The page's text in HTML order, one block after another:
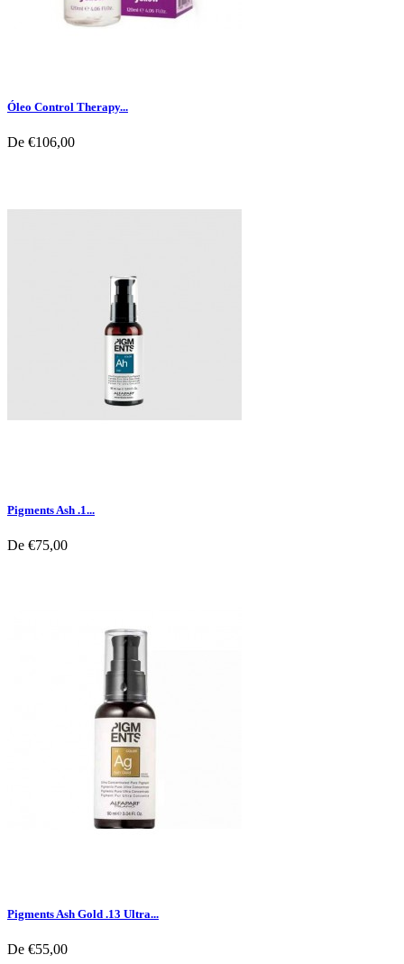
Óleo Control Therapy...
De €106,00
Pigments Ash .1...
De €75,00
Pigments Ash Gold .13 Ultra...
De €55,00